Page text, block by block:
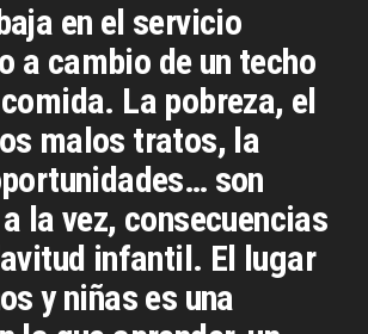
en el servicio
a cambio de un techo
La pobreza, el
malos tratos, la
son
la vez, consecuencias
infantil. El lugar
y niñas es una